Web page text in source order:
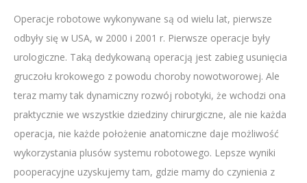
Operacje robotowe wykonywane są od wielu lat, pierwsze
odbyły się w USA, w 2000 i 2001 r. Pierwsze operacje były
urologiczne. Taką dedykowaną operacją jest zabieg usunięcia
gruczołu krokowego z powodu choroby nowotworowej. Ale
teraz mamy tak dynamiczny rozwój robotyki, że wchodzi ona
praktycznie we wszystkie dziedziny chirurgiczne, ale nie każda
operacja, nie każde położenie anatomiczne daje możliwość
wykorzystania plusów systemu robotowego. Lepsze wyniki
pooperacyjne uzyskujemy tam, gdzie mamy do czynienia z